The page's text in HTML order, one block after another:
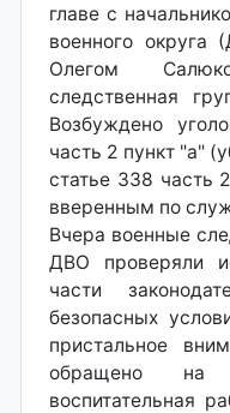
главе с
военного округа
Олегом
следственная
Возбуждено
часть 2 пункт "а"
статье 338 часть
вверенным по
Вчера военные
ДВО проверяли
части
безопасных
пристальное
обращено на
воспитательная